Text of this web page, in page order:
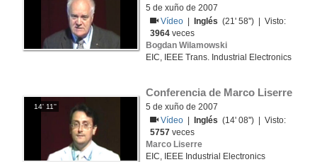
5 de xuño de 2007
Vídeo
Inglés (21' 58'') | Visto:
3964 veces
Bogdan Wilamowski
EIC, IEEE Trans. Industrial Electronics
14' 11''
Conferencia de Marco Liserre
5 de xuño de 2007
Vídeo
Inglés (14' 08'') | Visto:
5757 veces
Marco Liserre
EIC, IEEE Industrial Electronics